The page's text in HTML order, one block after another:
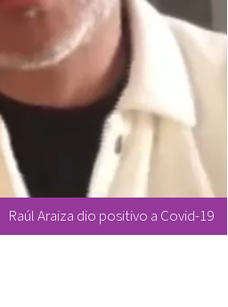
Raúl Araiza dio positivo a Covid-19